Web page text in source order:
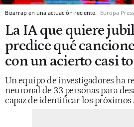
Bizarrap en una actuación reciente. Europa Press
La IA que quiere
predice qué
con un acierto casi
Un equipo de investigadores ha
neuronal de 33 personas para
capaz de identificar los próximos